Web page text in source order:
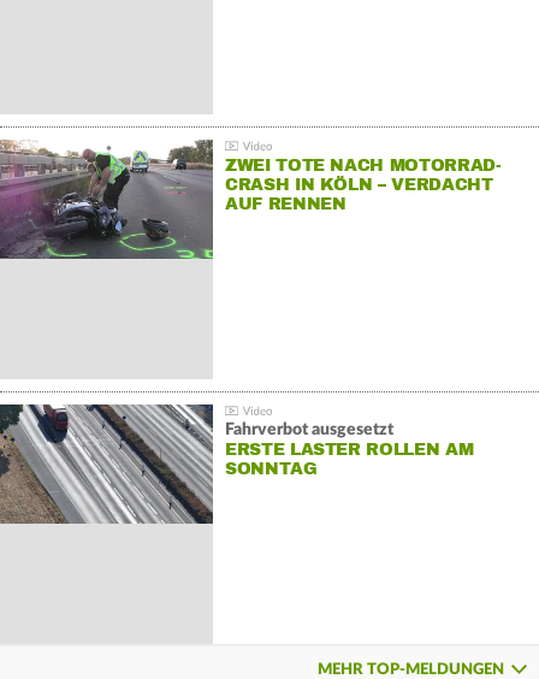
ZWEI TOTE NACH MOTORRAD-
CRASH IN KÖLN – VERDACHT
AUF RENNEN
Fahrverbot ausgesetzt
ERSTE LASTER ROLLEN AM
SONNTAG
MEHR TOP-MELDUNGEN